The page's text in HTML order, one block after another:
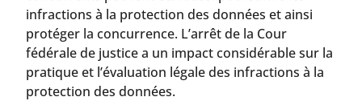
infractions à la protection des données et ainsi
protéger la concurrence. L’arrêt de la Cour
fédérale de justice a un impact considérable sur la
pratique et l’évaluation légale des infractions à la
protection des données.